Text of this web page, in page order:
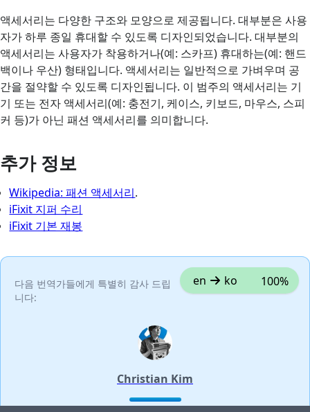
액세서리는 다양한 구조와 모양으로 제공됩니다. 대부분은 사용
자가 하루 종일 휴대할 수 있도록 디자인되었습니다. 대부분의
액세서리는 사용자가 착용하거나(예: 스카프) 휴대하는(예: 핸드
백이나 우산) 형태입니다. 액세서리는 일반적으로 가벼우며 공
간을 절약할 수 있도록 디자인됩니다. 이 범주의 액세서리는 기
기 또는 전자 액세서리(예: 충전기, 케이스, 키보드, 마우스, 스피
커 등)가 아닌 패션 액세서리를 의미합니다.
추가 정보
Wikipedia: 패션 액세서리.
iFixit 지퍼 수리
iFixit 기본 재봉
다음 번역가들에게 특별히 감사 드립
니다:
en ko 100%
Christian Kim